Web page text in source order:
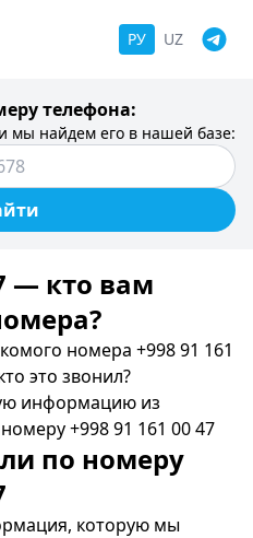
РУ UZ
телефона:
мы найдем его в нашей базе:
— кто вам
номера +998 91 161
это звонил?
информацию из
+998 91 161 00 47
по номеру
которую мы